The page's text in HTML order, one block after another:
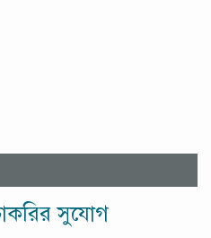
সুযোগ